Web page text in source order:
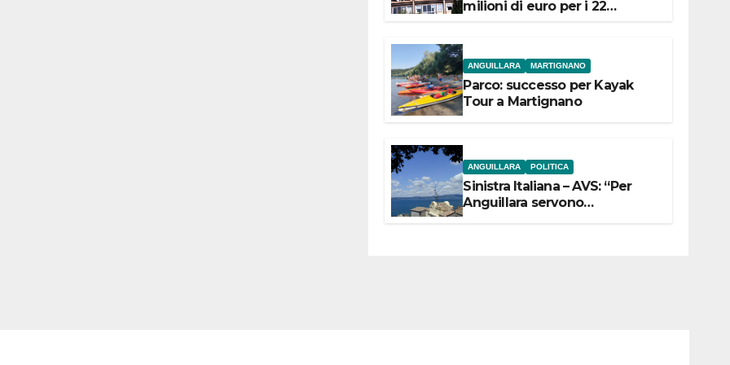
milioni di euro per i 22
ANGUILLARA MARTIGNANO
Parco: successo per Kayak
Tour a Martignano
ANGUILLARA POLITICA
Sinistra Italiana – AVS: “Per
Anguillara servono